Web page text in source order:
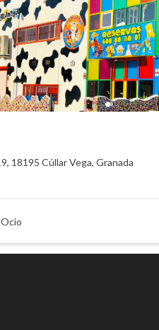
18195 Cúllar Vega, Granada